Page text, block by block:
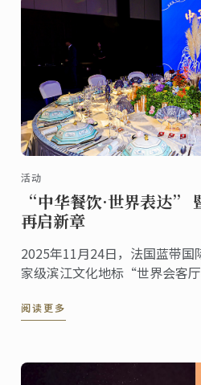
活动
“中华餐饮·世界表达”
再启新章
2025年11月24日，法国蓝带国
家级滨江文化地标“世界会客
家的驻沪总领事、国际友人，
阅读更多